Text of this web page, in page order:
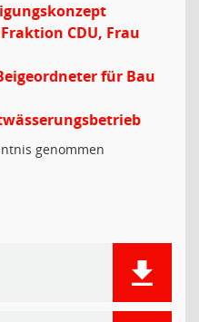
CDU, Frau
für Bau
genommen